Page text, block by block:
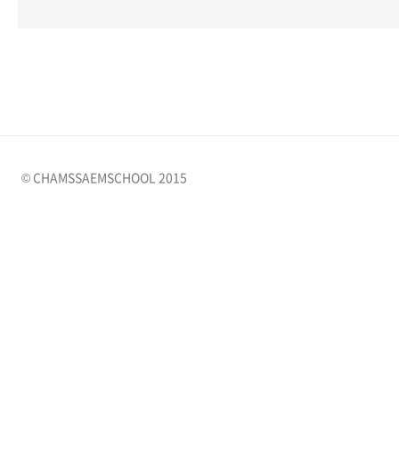
© CHAMSSAEMSCHOOL 2015